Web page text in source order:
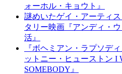
ォーホル・キョウト』
謎めいたゲイ・アーティ
タリー映画『アンディ・
活』
『ボヘミアン・ラプソデ
ットニー・ヒューストン I
SOMEBODY』